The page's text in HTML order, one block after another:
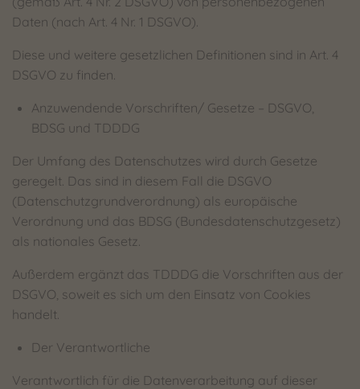
Daten (nach Art. 4 Nr. 1 DSGVO).
Diese und weitere gesetzlichen Definitionen sind in Art. 4
DSGVO zu finden.
Anzuwendende Vorschriften/ Gesetze – DSGVO,
BDSG und TDDDG
Der Umfang des Datenschutzes wird durch Gesetze
geregelt. Das sind in diesem Fall die DSGVO
(Datenschutzgrundverordnung) als europäische
Verordnung und das BDSG (Bundesdatenschutzgesetz)
als nationales Gesetz.
Außerdem ergänzt das TDDDG die Vorschriften aus der
DSGVO, soweit es sich um den Einsatz von Cookies
handelt.
Der Verantwortliche
Verantwortlich für die Datenverarbeitung auf dieser